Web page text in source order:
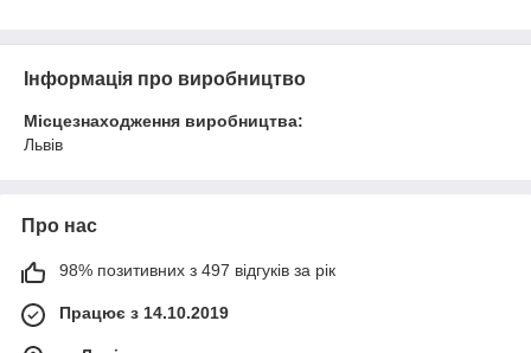
Інформація про виробництво
Місцезнаходження виробництва:
Львів
Про нас
98% позитивних з 497 відгуків за рік
Працює з 14.10.2019